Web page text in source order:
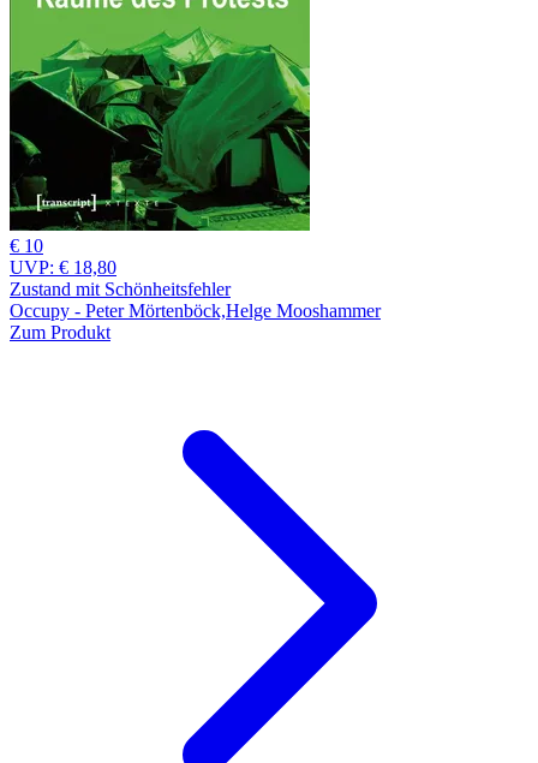
€ 10
UVP: € 18,80
Zustand mit Schönheitsfehler
Occupy - Peter Mörtenböck,Helge Mooshammer
Zum Produkt